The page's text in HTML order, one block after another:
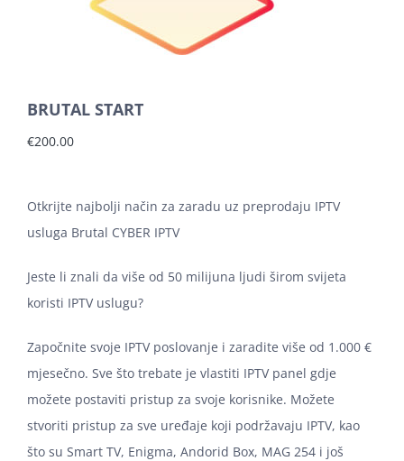
Košarica
BRUTAL START
€200.00
Otkrijte najbolji način za zaradu uz preprodaju IPTV
usluga Brutal CYBER IPTV
Jeste li znali da više od 50 milijuna ljudi širom svijeta
koristi IPTV uslugu?
Započnite svoje IPTV poslovanje i zaradite više od 1.000 €
mjesečno. Sve što trebate je vlastiti IPTV panel gdje
možete postaviti pristup za svoje korisnike. Možete
stvoriti pristup za sve uređaje koji podržavaju IPTV, kao
što su Smart TV, Enigma, Andorid Box, MAG 254 i još